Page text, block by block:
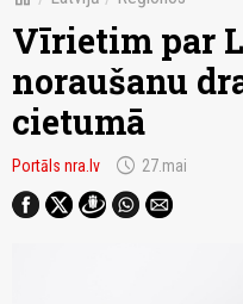
Vīrietim par
noraušanu
cietumā
Portāls nra.lv schedule 27.mai